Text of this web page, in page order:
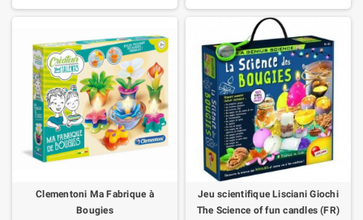
Clementoni Ma Fabrique à
Bougies
Jeu scientifique Lisciani Giochi
The Science of fun candles (FR)